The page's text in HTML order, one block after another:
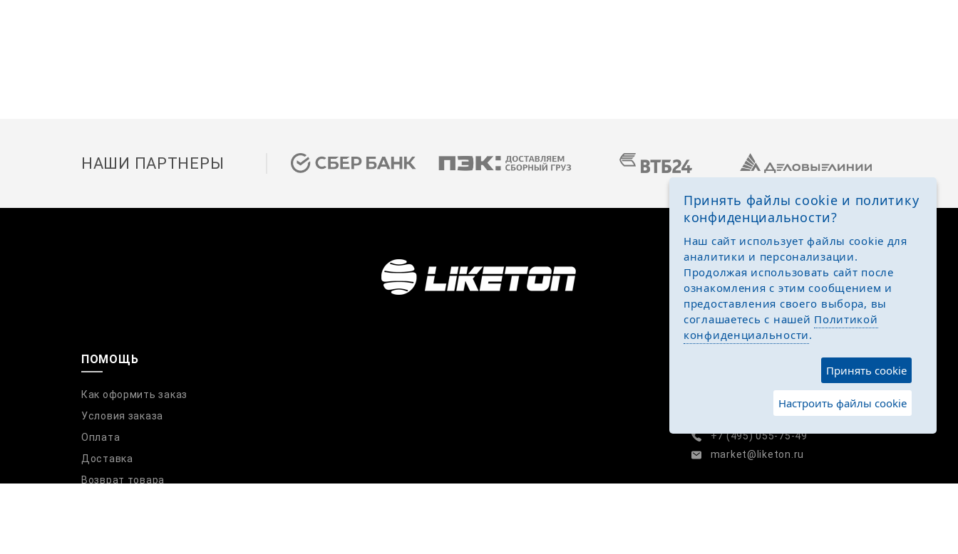
НАШИ ПАРТНЕРЫ
ПОМОЩЬ
Как оформить заказ
Условия заказа
Оплата
Доставка
Возврат товара
г. Москва, 3-й Квартал Капотни, д.
+7 (495) 055-75-49
market@liketon.ru
Принять файлы cookie и политику
конфиденциальности?
Наш сайт использует файлы cookie для
аналитики и персонализации.
Продолжая использовать сайт после
ознакомления с этим сообщением и
предоставления своего выбора, вы
соглашаетесь с нашей Политикой
конфиденциальности.
Принять cookie
Настроить файлы cookie